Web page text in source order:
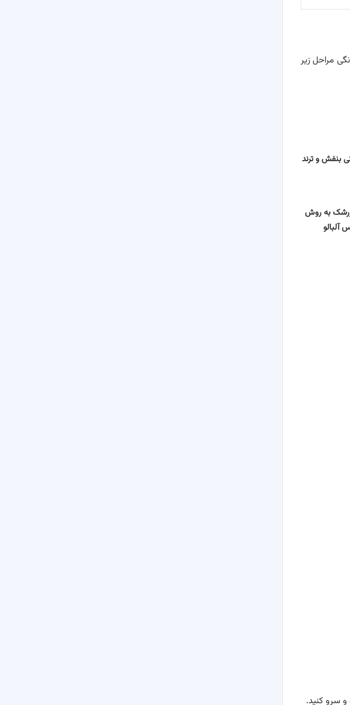
مراحل زیر
بنفش و ترند
زرشک به روش
و سرو کنید.